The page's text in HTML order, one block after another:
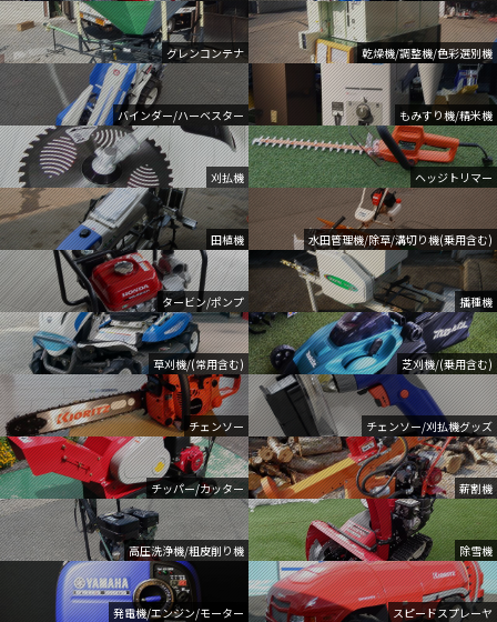
グレンコンテナ 乾燥機/調整機/色彩選別機
バインダー/ハーベスター もみすり機/精米機
刈払機 ヘッジトリマー
田植機 水田管理機/除草/溝切り機(乗用含む)
タービン/ポンプ 播種機
草刈機/(常用含む) 芝刈機/(乗用含む)
チェンソー チェンソー/刈払機グッズ
チッパー/カッター 薪割機
高圧洗浄機/粗皮削り機 除雪機
発電機/エンジン/モーター スピードスプレーヤ